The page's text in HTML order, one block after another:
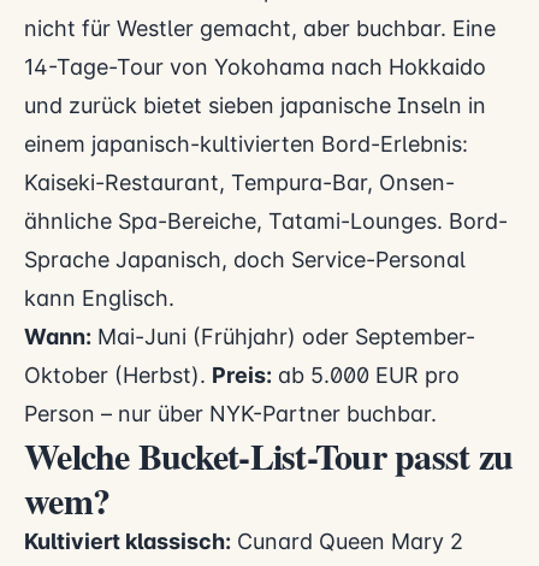
nicht für Westler gemacht, aber buchbar. Eine
14-Tage-Tour von Yokohama nach Hokkaido
und zurück bietet sieben japanische Inseln in
einem japanisch-kultivierten Bord-Erlebnis:
Kaiseki-Restaurant, Tempura-Bar, Onsen-
ähnliche Spa-Bereiche, Tatami-Lounges. Bord-
Sprache Japanisch, doch Service-Personal
kann Englisch.
Wann: Mai-Juni (Frühjahr) oder September-
Oktober (Herbst). Preis: ab 5.000 EUR pro
Person – nur über NYK-Partner buchbar.
Welche Bucket-List-Tour passt zu
wem?
Kultiviert klassisch: Cunard Queen Mary 2